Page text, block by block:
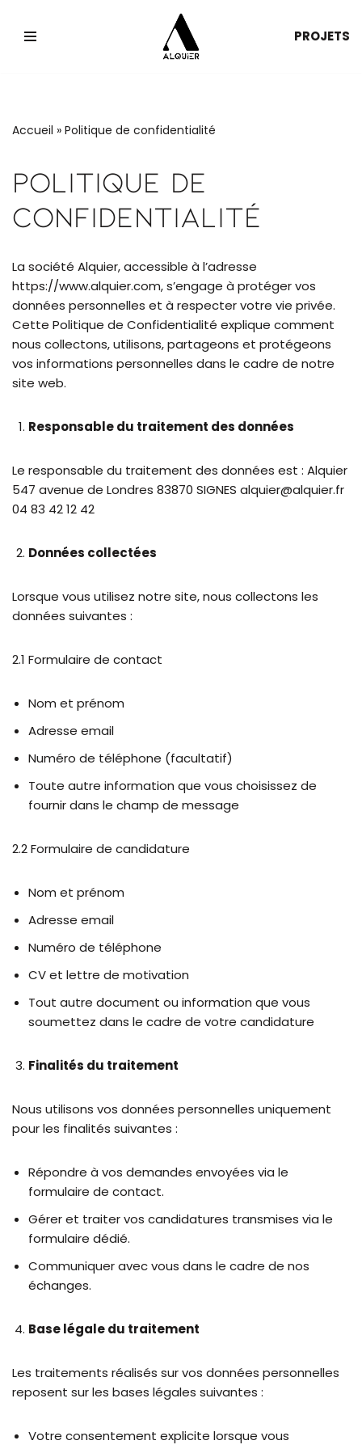
Aller
PROJETS
Accueil » Politique de confidentialité
Politique De
Confidentialité
La société Alquier, accessible à l’adresse
https://www.alquier.com, s’engage à protéger vos
données personnelles et à respecter votre vie privée.
Cette Politique de Confidentialité explique comment
nous collectons, utilisons, partageons et protégeons
vos informations personnelles dans le cadre de notre
site web.
Responsable du traitement des données
Le responsable du traitement des données est : Alquier
547 avenue de Londres 83870 SIGNES alquier@alquier.fr
04 83 42 12 42
Données collectées
Lorsque vous utilisez notre site, nous collectons les
données suivantes :
2.1 Formulaire de contact
Nom et prénom
Adresse email
Numéro de téléphone (facultatif)
Toute autre information que vous choisissez de
fournir dans le champ de message
2.2 Formulaire de candidature
Nom et prénom
Adresse email
Numéro de téléphone
CV et lettre de motivation
Tout autre document ou information que vous
soumettez dans le cadre de votre candidature
Finalités du traitement
Nous utilisons vos données personnelles uniquement
pour les finalités suivantes :
Répondre à vos demandes envoyées via le
formulaire de contact.
Gérer et traiter vos candidatures transmises via le
formulaire dédié.
Communiquer avec vous dans le cadre de nos
échanges.
Base légale du traitement
Les traitements réalisés sur vos données personnelles
reposent sur les bases légales suivantes :
Votre consentement explicite lorsque vous